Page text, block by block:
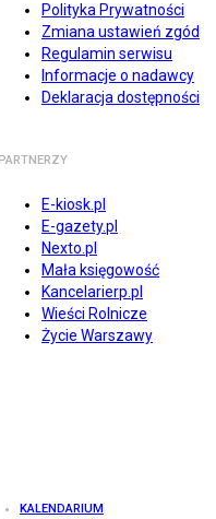
Polityka Prywatności
Zmiana ustawień zgód
Regulamin serwisu
Informacje o nadawcy
Deklaracja dostępności
PARTNERZY
E-kiosk.pl
E-gazety.pl
Nexto.pl
Mała księgowość
Kancelarierp.pl
Wieści Rolnicze
Życie Warszawy
KALENDARIUM